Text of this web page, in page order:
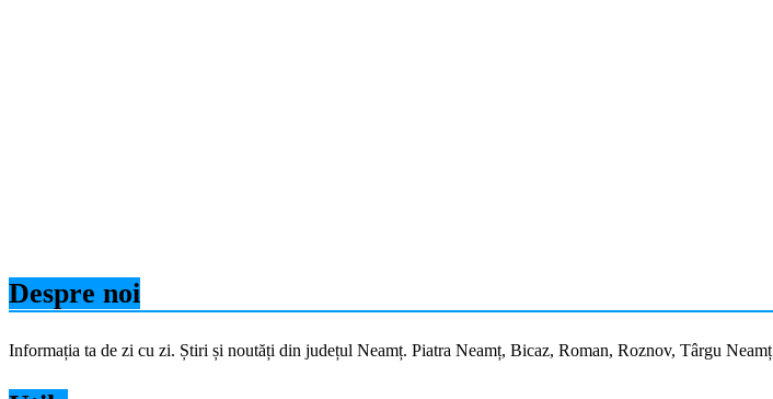
Despre noi
Informația ta de zi cu zi. Știri și noutăți din județul Neamț. Piatra Neamț, Bicaz, Roman, Roznov, Târgu Neamț